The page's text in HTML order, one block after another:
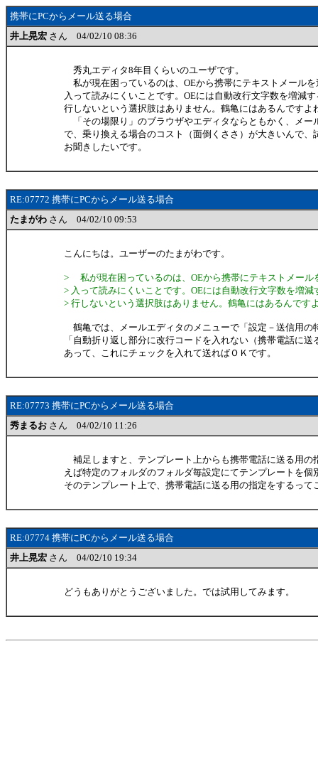
携帯にPCからメール送る場合
井上晃宏 さん 04/02/10 08:36
秀丸エディタ8年目くらいのユーザです。
私が現在困っているのは、OEから携帯にテキストメール
入って読みにくいことです。OEには自動改行文字数を増減
行しないという選択肢はありません。鶴亀にはあるんですよ
「その場限り」のブラウザやエディタならともかく、メー
で、乗り換える場合のコスト（面倒くささ）が大きいんで、
お聞きしたいです。
RE:07772 携帯にPCからメール送る場合
たまがわ さん 04/02/10 09:53
こんにちは。ユーザーのたまがわです。
> 私が現在困っているのは、OEから携帯にテキストメール
> 入って読みにくいことです。OEには自動改行文字数を増
> 行しないという選択肢はありません。鶴亀にはあるんです
鶴亀では、メールエディタのメニューで「設定－送信用の
「自動折り返し部分に改行コードを入れない（携帯電話に送
あって、これにチェックを入れて送ればＯＫです。
RE:07773 携帯にPCからメール送る場合
秀まるお さん 04/02/10 11:26
補足しますと、テンプレート上からも携帯電話に送る用の
えば特定のフォルダのフォルダ毎設定にてテンプレートを個
そのテンプレート上で、携帯電話に送る用の指定をするって
RE:07774 携帯にPCからメール送る場合
井上晃宏 さん 04/02/10 19:34
どうもありがとうございました。では試用してみます。